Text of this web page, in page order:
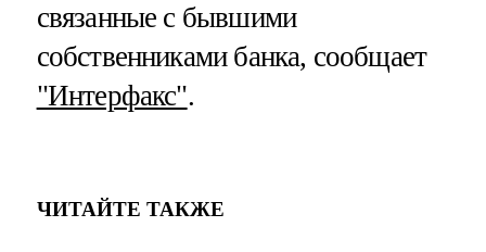
связанные с бывшими
собственниками банка, сообщает
"Интерфакс".
ЧИТАЙТЕ ТАКЖЕ